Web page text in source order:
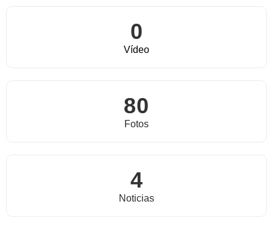
0
Vídeo
80
Fotos
4
Noticias